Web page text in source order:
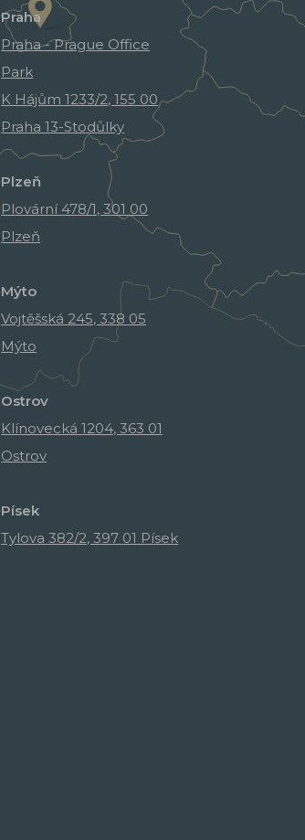
Praha
Praha - Prague Office
Park
K Hájům 1233/2, 155 00
Praha 13-Stodůlky
Plzeň
Plovární 478/1, 301 00
Plzeň
Mýto
Vojtěšská 245, 338 05
Mýto
Ostrov
Klínovecká 1204, 363 01
Ostrov
Písek
Tylova 382/2, 397 01 Písek